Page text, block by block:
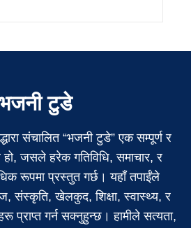
टुडे
संचालित “भजनी टुडे” एक सम्पूर्ण र
हो, जसले हरेक गतिविधि, समाचार, र
रूपमा प्रस्तुत गर्छ। यहाँ तपाईंले
संस्कृति, खेलकुद, शिक्षा, स्वास्थ्य, र
प्राप्त गर्न सक्नुहुन्छ। हामीले सत्यता,